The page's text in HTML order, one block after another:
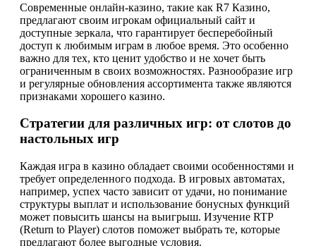
Современные онлайн-казино, такие как R7 Казино,
предлагают своим игрокам официальный сайт и
доступные зеркала, что гарантирует бесперебойный
доступ к любимым играм в любое время. Это особенно
важно для тех, кто ценит удобство и не хочет быть
ограниченным в своих возможностях. Разнообразие игр
и регулярные обновления ассортимента также являются
признаками хорошего казино.
Стратегии для различных игр: от слотов до
настольных игр
Каждая игра в казино обладает своими особенностями и
требует определенного подхода. В игровых автоматах,
например, успех часто зависит от удачи, но понимание
структуры выплат и использование бонусных функций
может повысить шансы на выигрыш. Изучение RTP
(Return to Player) слотов поможет выбрать те, которые
предлагают более выгодные условия.